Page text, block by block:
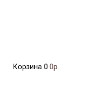
Корзина 0 0р.